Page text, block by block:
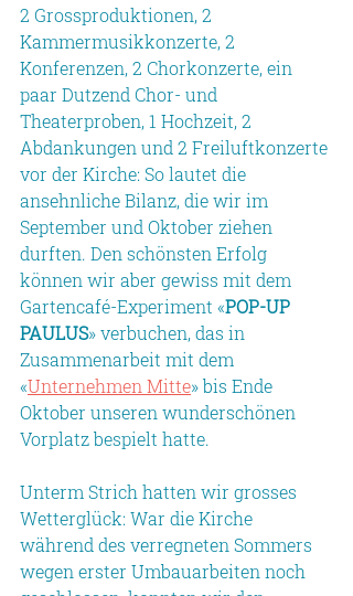
2 Grossproduktionen, 2
Kammermusikkonzerte, 2
Konferenzen, 2 Chorkonzerte, ein
paar Dutzend Chor- und
Theaterproben, 1 Hochzeit, 2
Abdankungen und 2 Freiluftkonzerte
vor der Kirche: So lautet die
ansehnliche Bilanz, die wir im
September und Oktober ziehen
durften. Den schönsten Erfolg
können wir aber gewiss mit dem
Gartencafé-Experiment «POP-UP
PAULUS» verbuchen, das in
Zusammenarbeit mit dem
«Unternehmen Mitte» bis Ende
Oktober unseren wunderschönen
Vorplatz bespielt hatte.
Unterm Strich hatten wir grosses
Wetterglück: War die Kirche
während des verregneten Sommers
wegen erster Umbauarbeiten noch